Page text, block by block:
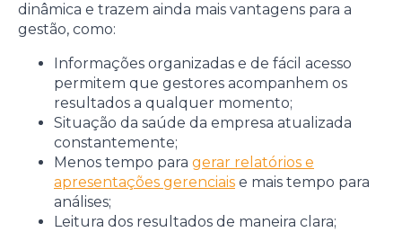
dinâmica e trazem ainda mais vantagens para a
gestão, como:
Informações organizadas e de fácil acesso
permitem que gestores acompanhem os
resultados a qualquer momento;
Situação da saúde da empresa atualizada
constantemente;
Menos tempo para gerar relatórios e
apresentações gerenciais e mais tempo para
análises;
Leitura dos resultados de maneira clara;